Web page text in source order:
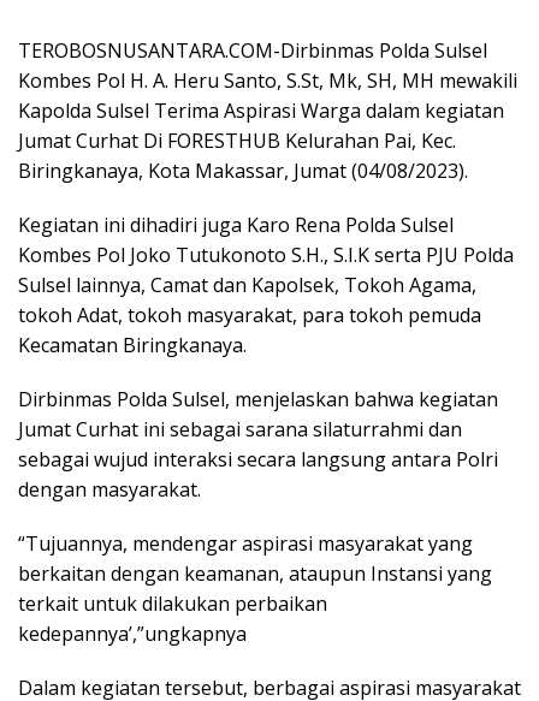
TEROBOSNUSANTARA.COM-Dirbinmas Polda Sulsel
Kombes Pol H. A. Heru Santo, S.St, Mk, SH, MH mewakili
Kapolda Sulsel Terima Aspirasi Warga dalam kegiatan
Jumat Curhat Di FORESTHUB Kelurahan Pai, Kec.
Biringkanaya, Kota Makassar, Jumat (04/08/2023).
Kegiatan ini dihadiri juga Karo Rena Polda Sulsel
Kombes Pol Joko Tutukonoto S.H., S.I.K serta PJU Polda
Sulsel lainnya, Camat dan Kapolsek, Tokoh Agama,
tokoh Adat, tokoh masyarakat, para tokoh pemuda
Kecamatan Biringkanaya.
Dirbinmas Polda Sulsel, menjelaskan bahwa kegiatan
Jumat Curhat ini sebagai sarana silaturrahmi dan
sebagai wujud interaksi secara langsung antara Polri
dengan masyarakat.
“Tujuannya, mendengar aspirasi masyarakat yang
berkaitan dengan keamanan, ataupun Instansi yang
terkait untuk dilakukan perbaikan
kedepannya’,”ungkapnya
Dalam kegiatan tersebut, berbagai aspirasi masyarakat